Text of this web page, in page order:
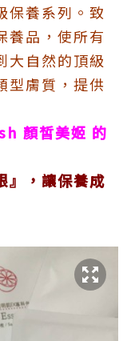
保養系列。致
養品，使所有
大自然的頂級
型膚質，提供
顏皙美姬 的
』，讓保養成